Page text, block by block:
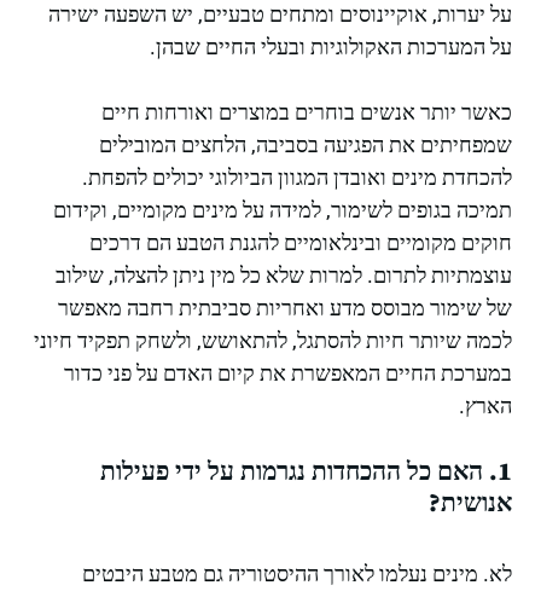
על יערות, אוקיינוסים ומתחים טבעיים, יש השפעה ישירה
על המערכות האקולוגיות ובעלי החיים שבהן.
כאשר יותר אנשים בוחרים במוצרים ואורחות חיים
שמפחיתים את הפגיעה בסביבה, הלחצים המובילים
להכחדת מינים ואובדן המגוון הביולוגי יכולים להפחת.
תמיכה בגופים לשימור, למידה על מינים מקומיים, וקידום
חוקים מקומיים ובינלאומיים להגנת הטבע הם דרכים
עוצמתיות לתרום. למרות שלא כל מין ניתן להצלה, שילוב
של שימור מבוסס מדע ואחריות סביבתית רחבה מאפשר
לכמה שיותר חיות להסתגל, להתאושש, ולשחק תפקיד חיוני
במערכת החיים המאפשרת את קיום האדם על פני כדור
הארץ.
1. האם כל ההכחדות נגרמות על ידי פעילות
אנושית?
לא. מינים נעלמו לאורך ההיסטוריה גם מטבע היבטים